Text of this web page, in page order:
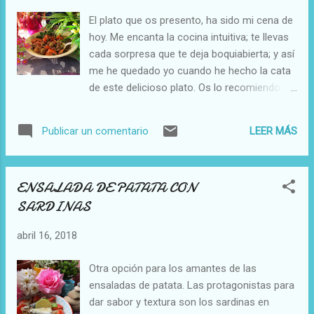
retiraremos a un plato y reservaremos.
Prepararemos el puré con agua y sal,
intentando poner el agua justa para que
quede un poco espeso. Una vez cuajado, le
añadiremos los brotes verdes, y cortando la
Mezclaremos suavemente, hasta ver que los
El plato que os presento, ha sido mi cena de
hoy. Me encanta la cocina intuitiva; te llevas
cada sorpresa que te deja boquiabierta; y así
me he quedado yo cuando he hecho la cata
de este delicioso plato. Os lo recomiendo
caluroso, porque es refrescante, muy
sabrosa y además muy nutritiva.
querido PA AMB TOMAQUET , que me ha
llevado a disfrutarlo como siempre. Con mi
primer lugar he salteado cebolleta tierna muy
picada en una sartén con un chorrito de
aceite de oliva; cuando se ha ablandado, le
Publicar un comentario LEER MÁS
ENSALADA DE PATATA CON
SARDINAS
abril 16, 2018
Otra opción para los amantes de las
ensaladas de patata. Las protagonistas para
dar sabor y textura son los sardinas en